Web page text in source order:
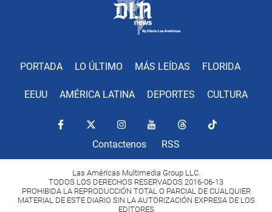
PORTADA LO ÚLTIMO MÁS LEÍDAS FLORIDA
EEUU AMÉRICA LATINA DEPORTES CULTURA
Contactenos RSS
Las Américas Multimedia Group LLC.
TODOS LOS DERECHOS RESERVADOS 2016-06-13
PROHIBIDA LA REPRODUCCIÓN TOTAL O PARCIAL DE CUALQUIER
MATERIAL DE ESTE DIARIO SIN LA AUTORIZACIÓN EXPRESA DE LOS
EDITORES